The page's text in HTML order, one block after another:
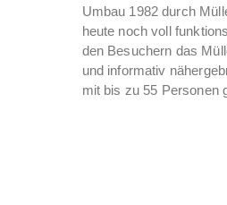
Umbau 1982 durch
heute noch voll
den Besuchern das
und informativ
mit bis zu 55 Personen